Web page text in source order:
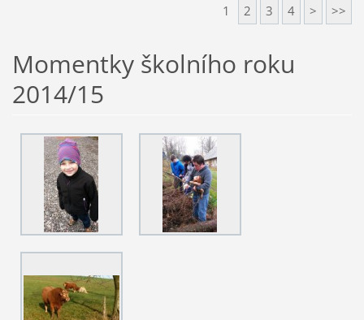
1 2 3 4 > >>
Momentky školního roku
2014/15